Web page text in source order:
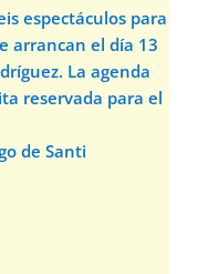
espectáculos para
arrancan el día 13
La agenda
reservada para el
de Santi